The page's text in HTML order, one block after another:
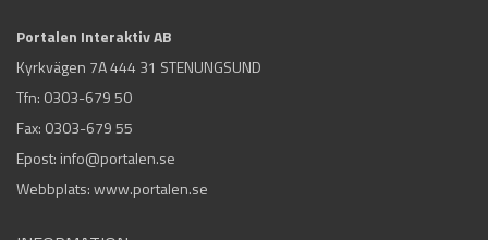
Portalen Interaktiv AB
Kyrkvägen 7A 444 31 STENUNGSUND
Tfn: 0303-679 50
Fax: 0303-679 55
Epost: info@portalen.se
Webbplats: www.portalen.se